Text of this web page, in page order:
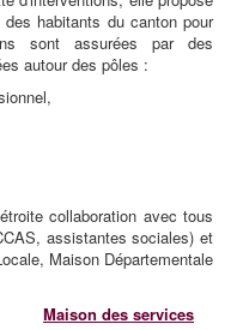
habitants du canton pour
sont assurées par des
autour des pôles :
collaboration avec tous
assistantes sociales) et
Maison Départementale
Maison des services